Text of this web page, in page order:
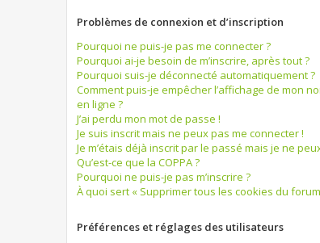
Problèmes de connexion et d’inscription
Pourquoi ne puis-je pas me connecter ?
Pourquoi ai-je besoin de m’inscrire, après tout ?
Pourquoi suis-je déconnecté automatiquement ?
Comment puis-je empêcher l’affichage de mon
en ligne ?
J’ai perdu mon mot de passe !
Je suis inscrit mais ne peux pas me connecter !
Je m’étais déjà inscrit par le passé mais je ne
Qu’est-ce que la COPPA ?
Pourquoi ne puis-je pas m’inscrire ?
À quoi sert « Supprimer tous les cookies du forum
Préférences et réglages des utilisateurs